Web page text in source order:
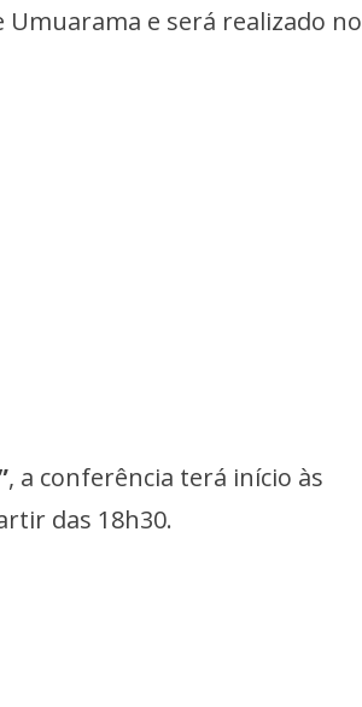
e será realizado no
, a conferência terá início às
das 18h30.